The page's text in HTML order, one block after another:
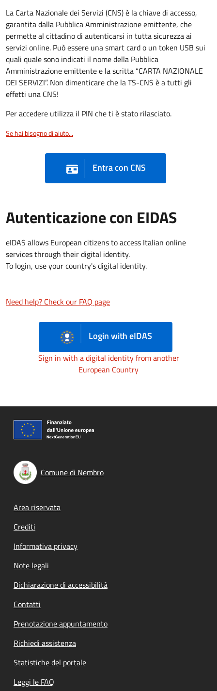
La Carta Nazionale dei Servizi (CNS) è la chiave di accesso,
garantita dalla Pubblica Amministrazione emittente, che
permette al cittadino di autenticarsi in tutta sicurezza ai
servizi online. Può essere una smart card o un token USB sui
quali quale sono indicati il nome della Pubblica
Amministrazione emittente e la scritta “CARTA NAZIONALE
DEI SERVIZI”. Non dimenticare che la TS-CNS è a tutti gli
effetti una CNS!
Per accedere utilizza il PIN che ti è stato rilasciato.
Se hai bisogno di aiuto...
Entra con CNS
Autenticazione con EIDAS
eIDAS allows European citizens to access Italian online
services through their digital identity.
To login, use your country's digital identity.
Need help? Check our FAQ page
Login with eIDAS
Sign in with a digital identity from another
European Country
Comune di Nembro
Footer menu
Area riservata
Crediti
Informativa privacy
Note legali
Dichiarazione di accessibilità
Contatti
Prenotazione appuntamento
Richiedi assistenza
Statistiche del portale
Leggi le FAQ